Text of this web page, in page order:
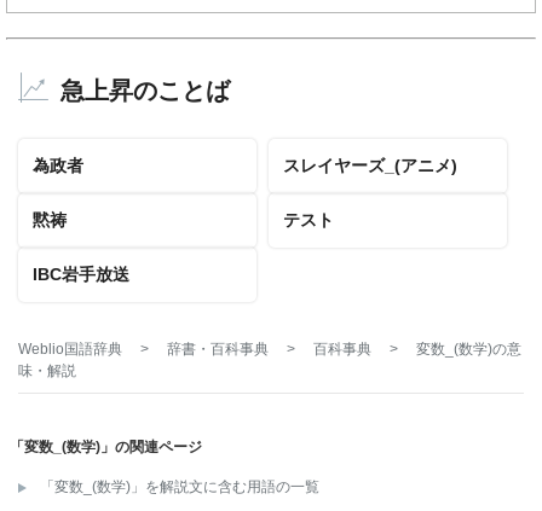
急上昇のことば
為政者 スレイヤーズ_(アニメ)
黙祷 テスト
IBC岩手放送
Weblio国語辞典 > 辞書・百科事典 > 百科事典 > 変数_(数学)の意
味・解説
「変数_(数学)」の関連ページ
「変数_(数学)」を解説文に含む用語の一覧